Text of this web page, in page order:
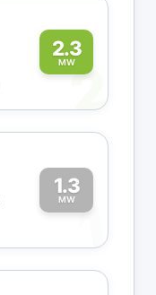
2.3
MW2
1.3
MW1